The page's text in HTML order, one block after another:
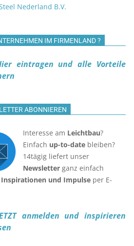
Nederland B.V.
IM FIRMENLAND ?
eintragen und alle Vorteile
ABONNIEREN
Interesse am Leichtbau?
Einfach up-to-date bleiben?
14tägig liefert unser
Newsletter ganz einfach
und Impulse per E-
anmelden und inspirieren